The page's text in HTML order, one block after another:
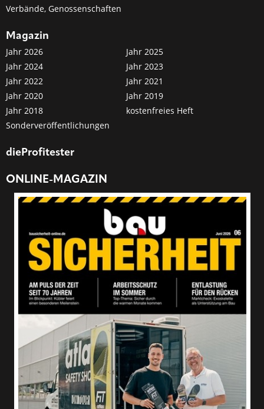
Verbände, Genossenschaften
Magazin
Jahr 2026
Jahr 2025
Jahr 2024
Jahr 2023
Jahr 2022
Jahr 2021
Jahr 2020
Jahr 2019
Jahr 2018
kostenfreies Heft
Sonderveröffentlichungen
dieProfitester
ONLINE-MAGAZIN